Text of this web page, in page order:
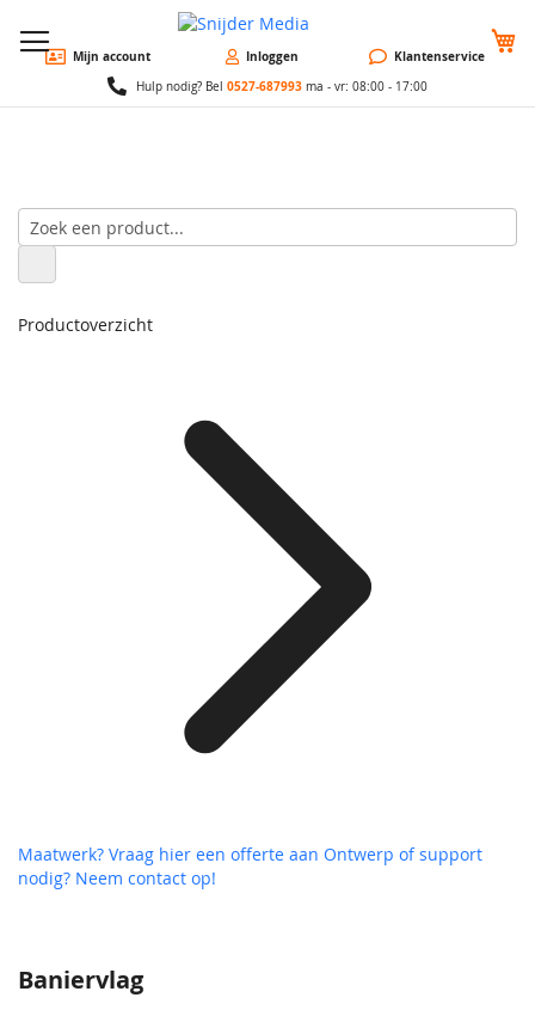
Mijn account Inloggen Klantenservice
Hulp nodig? Bel 0527-687993 ma - vr: 08:00 - 17:00
Baniervlag
Productoverzicht
Maatwerk? Vraag hier een offerte aan Ontwerp of support
nodig? Neem contact op!